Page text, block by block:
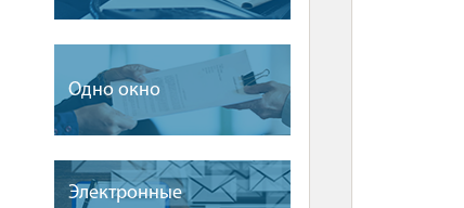
Одно окно
Электронные